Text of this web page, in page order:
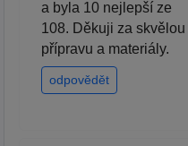
a byla 10 nejlepší ze
108. Děkuji za skvělou
přípravu a materiály.
odpovědět